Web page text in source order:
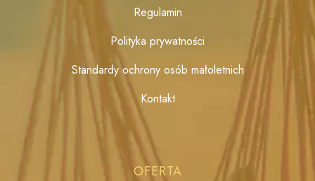
Regulamin
Polityka prywatności
Standardy ochrony osób małoletnich
Kontakt
OFERTA